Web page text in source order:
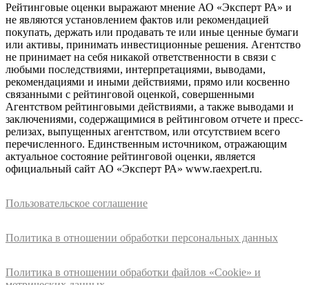
Рейтинговые оценки выражают мнение АО «Эксперт РА» и
не являются установлением фактов или рекомендацией
покупать, держать или продавать те или иные ценные бумаги
или активы, принимать инвестиционные решения. Агентство
не принимает на себя никакой ответственности в связи с
любыми последствиями, интерпретациями, выводами,
рекомендациями и иными действиями, прямо или косвенно
связанными с рейтинговой оценкой, совершенными
Агентством рейтинговыми действиями, а также выводами и
заключениями, содержащимися в рейтинговом отчете и пресс-
релизах, выпущенных агентством, или отсутствием всего
перечисленного. Единственным источником, отражающим
актуальное состояние рейтинговой оценки, является
официальный сайт АО «Эксперт РА» www.raexpert.ru.
Пользовательское соглашение
Политика в отношении обработки персональных данных
Политика в отношении обработки файлов «Cookie» и